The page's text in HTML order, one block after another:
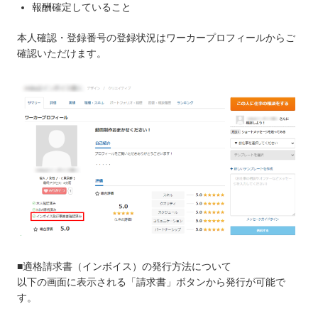
報酬確定していること
本人確認・登録番号の登録状況はワーカープロフィールからご
確認いただけます。
■適格請求書（インボイス）の発行方法について
以下の画面に表示される「請求書」ボタンから発行が可能で
す。